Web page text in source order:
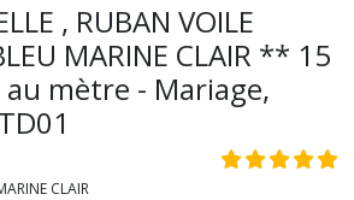
, RUBAN VOILE
MARINE CLAIR ** 15
mètre - Mariage,
CLAIR